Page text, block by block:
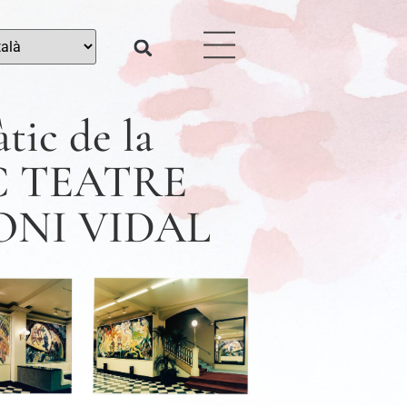
de la
TEATRE
VIDAL